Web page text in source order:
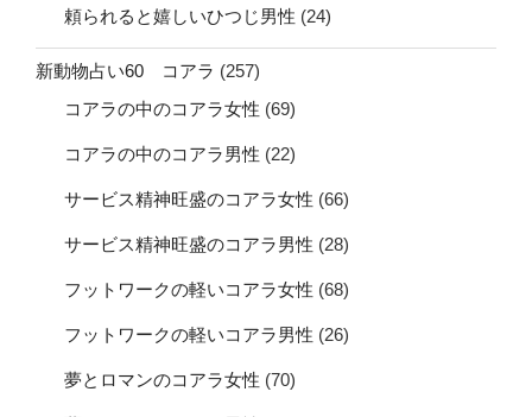
頼られると嬉しいひつじ男性 (24)
新動物占い60 コアラ (257)
コアラの中のコアラ女性 (69)
コアラの中のコアラ男性 (22)
サービス精神旺盛のコアラ女性 (66)
サービス精神旺盛のコアラ男性 (28)
フットワークの軽いコアラ女性 (68)
フットワークの軽いコアラ男性 (26)
夢とロマンのコアラ女性 (70)